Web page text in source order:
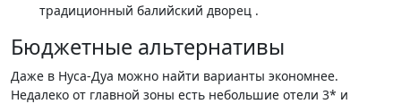
традиционный балийский дворец .
Бюджетные альтернативы
Даже в Нуса-Дуа можно найти варианты экономнее.
Недалеко от главной зоны есть небольшие отели 3* и